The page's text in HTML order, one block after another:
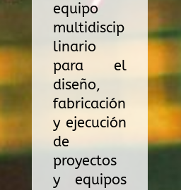
equipo
multidiscip
linario
para el
diseño,
fabricación
y ejecución
de
proyectos
y equipos